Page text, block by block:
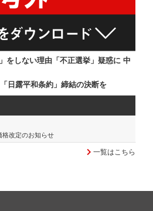
をしない理由「不正選挙」疑惑に 中
日露平和条約」締結の決断を
改定のお知らせ
一覧はこちら